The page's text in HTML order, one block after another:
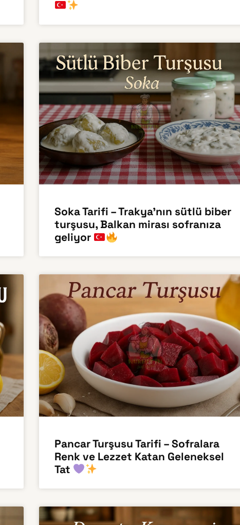
Soka Tarifi – Trakya’nın sütlü biber
turşusu, Balkan mirası sofranıza
geliyor
Pancar Turşusu Tarifi – Sofralara
Renk ve Lezzet Katan Geleneksel
Tat